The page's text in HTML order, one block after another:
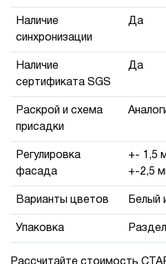
Наличие
синхронизации
Да
Наличие
сертификата SGS
Да
Раскрой и схема
присадки
Регулировка
фасада
+- 1,5
+-2,5
Варианты цветов Белый
Упаковка
Рассчитайте стоимость